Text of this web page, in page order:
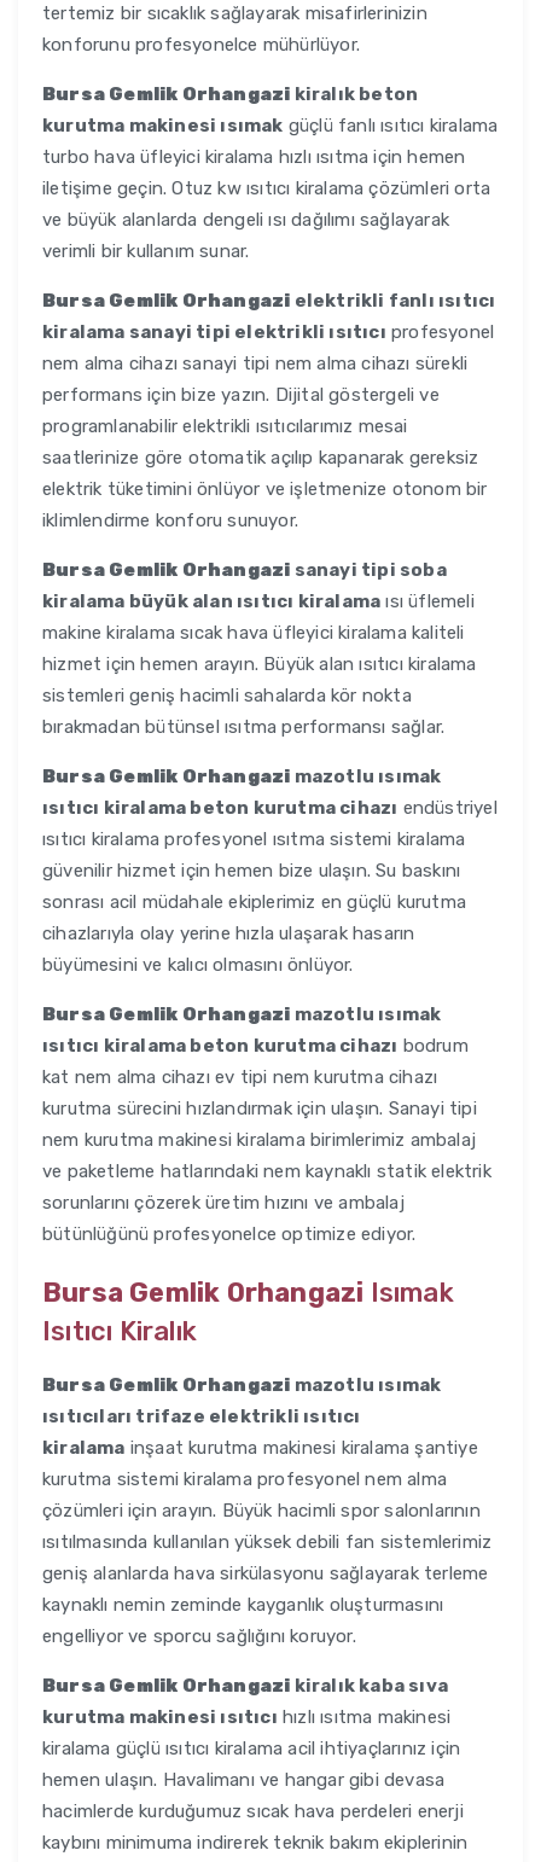
tertemiz bir sıcaklık sağlayarak misafirlerinizin
konforunu profesyonelce mühürlüyor.
Bursa Gemlik Orhangazi kiralık beton
kurutma makinesi ısımak güçlü fanlı ısıtıcı kiralama
turbo hava üfleyici kiralama hızlı ısıtma için hemen
iletişime geçin. Otuz kw ısıtıcı kiralama çözümleri orta
ve büyük alanlarda dengeli ısı dağılımı sağlayarak
verimli bir kullanım sunar.
Bursa Gemlik Orhangazi elektrikli fanlı ısıtıcı
kiralama sanayi tipi elektrikli ısıtıcı profesyonel
nem alma cihazı sanayi tipi nem alma cihazı sürekli
performans için bize yazın. Dijital göstergeli ve
programlanabilir elektrikli ısıtıcılarımız mesai
saatlerinize göre otomatik açılıp kapanarak gereksiz
elektrik tüketimini önlüyor ve işletmenize otonom bir
iklimlendirme konforu sunuyor.
Bursa Gemlik Orhangazi sanayi tipi soba
kiralama büyük alan ısıtıcı kiralama ısı üflemeli
makine kiralama sıcak hava üfleyici kiralama kaliteli
hizmet için hemen arayın. Büyük alan ısıtıcı kiralama
sistemleri geniş hacimli sahalarda kör nokta
bırakmadan bütünsel ısıtma performansı sağlar.
Bursa Gemlik Orhangazi mazotlu ısımak
ısıtıcı kiralama beton kurutma cihazı endüstriyel
ısıtıcı kiralama profesyonel ısıtma sistemi kiralama
güvenilir hizmet için hemen bize ulaşın. Su baskını
sonrası acil müdahale ekiplerimiz en güçlü kurutma
cihazlarıyla olay yerine hızla ulaşarak hasarın
büyümesini ve kalıcı olmasını önlüyor.
Bursa Gemlik Orhangazi mazotlu ısımak
ısıtıcı kiralama beton kurutma cihazı bodrum
kat nem alma cihazı ev tipi nem kurutma cihazı
kurutma sürecini hızlandırmak için ulaşın. Sanayi tipi
nem kurutma makinesi kiralama birimlerimiz ambalaj
ve paketleme hatlarındaki nem kaynaklı statik elektrik
sorunlarını çözerek üretim hızını ve ambalaj
bütünlüğünü profesyonelce optimize ediyor.
Bursa Gemlik Orhangazi Isımak
Isıtıcı Kiralık
Bursa Gemlik Orhangazi mazotlu ısımak
ısıtıcıları trifaze elektrikli ısıtıcı
kiralama inşaat kurutma makinesi kiralama şantiye
kurutma sistemi kiralama profesyonel nem alma
çözümleri için arayın. Büyük hacimli spor salonlarının
ısıtılmasında kullanılan yüksek debili fan sistemlerimiz
geniş alanlarda hava sirkülasyonu sağlayarak terleme
kaynaklı nemin zeminde kayganlık oluşturmasını
engelliyor ve sporcu sağlığını koruyor.
Bursa Gemlik Orhangazi kiralık kaba sıva
kurutma makinesi ısıtıcı hızlı ısıtma makinesi
kiralama güçlü ısıtıcı kiralama acil ihtiyaçlarınız için
hemen ulaşın. Havalimanı ve hangar gibi devasa
hacimlerde kurduğumuz sıcak hava perdeleri enerji
kaybını minimuma indirerek teknik bakım ekiplerinin